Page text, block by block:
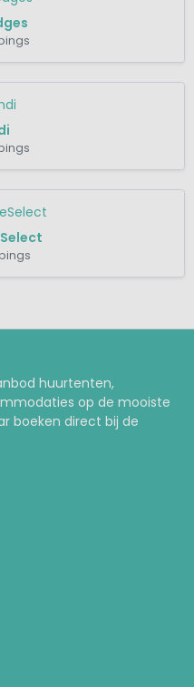
huurtenten,
op de mooiste
boeken direct bij de